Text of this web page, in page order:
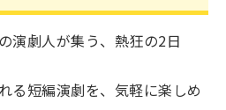
演劇人が集う、熱狂の2日
る短編演劇を、気軽に楽しめ